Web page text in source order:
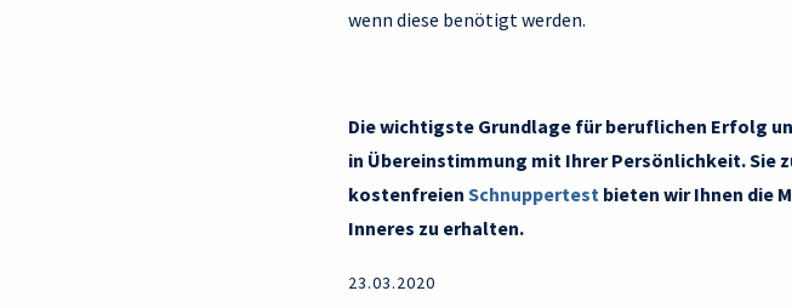
wenn diese benötigt werden.
Die wichtigste Grundlage für beruflichen Erfolg
in Übereinstimmung mit Ihrer Persönlichkeit. Sie
kostenfreien Schnuppertest bieten wir Ihnen die
Inneres zu erhalten.
23.03.2020